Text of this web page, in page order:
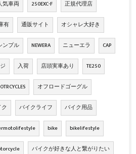
気車両 250EXC-F 正規代理店
有 通販サイト オシャレ大好き
ンプル NEWERA ニューエラ CAP
入荷 店頭実車あり TE250
オフロードゴーグル
バイクライフ バイク用品
bike bikelifestyle
バイクが好きな人と繋がりたい